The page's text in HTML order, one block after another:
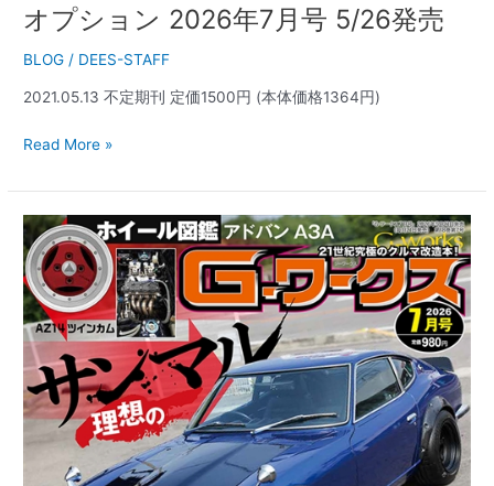
オプション 2026年7月号 5/26発売
BLOG / DEES-STAFF
2021.05.13 不定期刊 定価1500円 (本体価格1364円)
Read More »
G-
ワ
ー
ク
ス
2026
年
7
月